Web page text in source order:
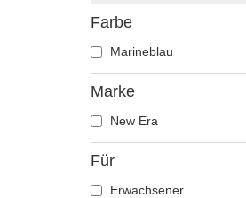
Farbe
Marineblau
Marke
New Era
Für
Erwachsener